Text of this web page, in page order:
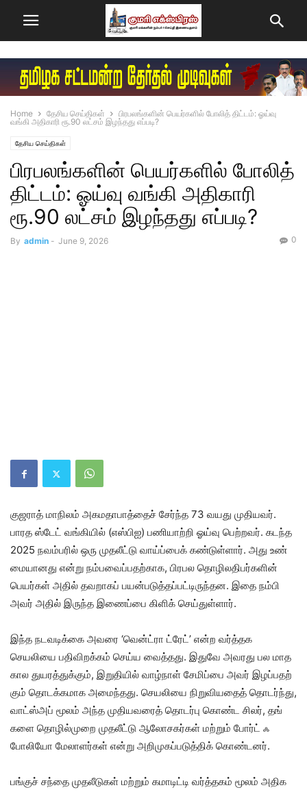
Home தேசிய செய்திகள்
பிரபலங்களின் பெயர்களில் போலித் திட்டம்: ஓய்வு
வங்கி அதிகாரி ரூ.90 லட்சம் இழந்தது எப்படி?
தேசிய செய்திகள்
பிரபலங்களின் பெயர்களில் போலித்
திட்டம்: ஓய்வு வங்கி அதிகாரி
ரூ.90 லட்சம் இழந்தது எப்படி?
By admin - June 9, 2026 0
குஜ​ராத் மாநிலம் அகமதாபாத்தைச் சேர்ந்த 73 வயது முதி​யவர்.
பாரத ஸ்டேட் வங்​கி​யில் (எஸ்​பிஐ) பணி​யாற்றி ஓய்வு பெற்​றவர். கடந்த
2025 நவம்​பரில் ஒரு முதலீட்டு வாய்ப்பைக் கண்​டுள்ளார். அது உண்​
மை​யானது என்று நம்பவைப்​ப​தற்​காக, பிரபல தொழில​திபர்​களின்
பெயர்​கள் அதில் தவறாகப் பயன்​படுத்​தப்​பட்​டிருந்​தன. இதை நம்பி
அவர் அதில் இருந்த இணைப்பை கிளிக் செய்​துள்​ளார்.
இந்த நடவடிக்கை அவரை ‘வென்ட்ரா ட்ரேட்’ என்ற வர்த்தக
செயலியை பதி​விறக்​கம் செய்ய வைத்​தது. இதுவே அவரது பல மாத
கால துயரத்​துக்​கும், இறு​தி​யில் வாழ்​நாள் சேமிப்பை அவர் இழப்​ப​தற்​
கும் தொடக்​க​மாக அமைந்​தது. செயலியை நிறுவியதைத் தொடர்ந்​து,
வாட்​ஸ்​அப் மூலம் அந்த முதி​ய​வரைத் தொடர்பு கொண்ட சிலர், தங்​
களை தொழில்​முறை முதலீட்டு ஆலோ​சகர்​கள் மற்​றும் போர்ட் ஃ​
போலியோ மேலா​ளர்​கள் என்று அறி​முகப்​படுத்​திக் கொண்​டனர்.
பங்​குச் சந்தை முதலீடு​கள் மற்​றும் கமாடிட்டி வர்த்​தகம் மூலம் அதிக